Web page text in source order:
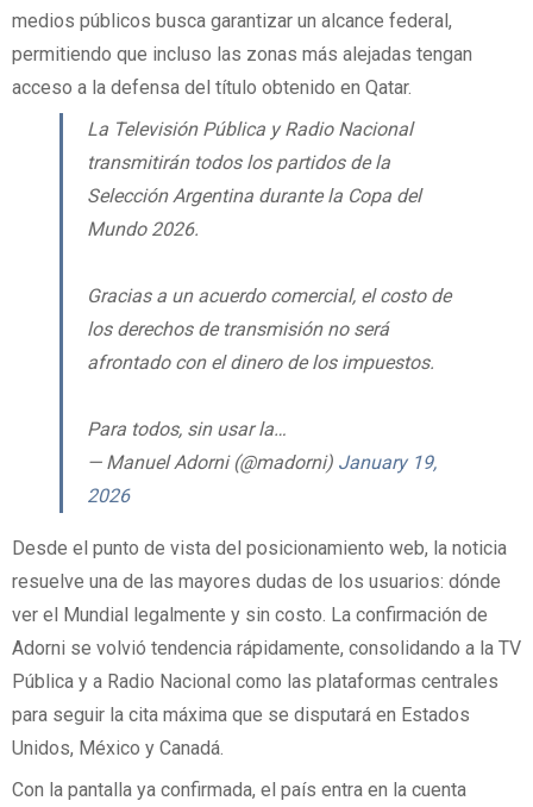
medios públicos busca garantizar un alcance federal,
permitiendo que incluso las zonas más alejadas tengan
acceso a la defensa del título obtenido en Qatar.
La Televisión Pública y Radio Nacional
transmitirán todos los partidos de la
Selección Argentina durante la Copa del
Mundo 2026.
Gracias a un acuerdo comercial, el costo de
los derechos de transmisión no será
afrontado con el dinero de los impuestos.
Para todos, sin usar la…
— Manuel Adorni (@madorni) January 19,
2026
Desde el punto de vista del posicionamiento web, la noticia
resuelve una de las mayores dudas de los usuarios: dónde
ver el Mundial legalmente y sin costo. La confirmación de
Adorni se volvió tendencia rápidamente, consolidando a la TV
Pública y a Radio Nacional como las plataformas centrales
para seguir la cita máxima que se disputará en Estados
Unidos, México y Canadá.
Con la pantalla ya confirmada, el país entra en la cuenta